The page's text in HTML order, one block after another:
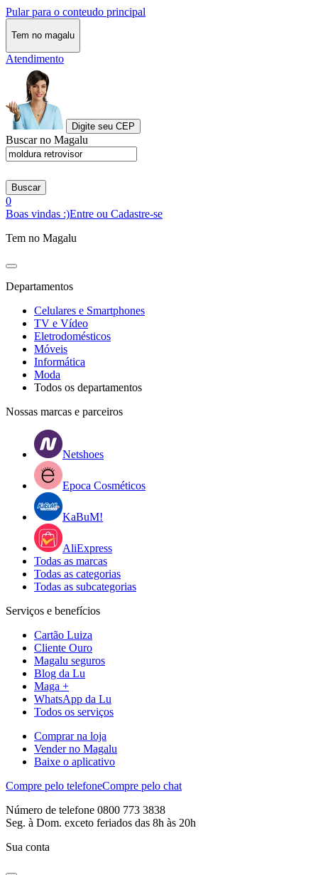
Pular para o conteudo principal
Tem no magalu
Atendimento
Digite seu CEP
Buscar no Magalu
Buscar
0
Boas vindas :)Entre ou Cadastre-se
Tem no Magalu
Departamentos
Celulares e Smartphones
TV e Vídeo
Eletrodomésticos
Móveis
Informática
Moda
Todos os departamentos
Nossas marcas e parceiros
Netshoes
Epoca Cosméticos
KaBuM!
AliExpress
Todas as marcas
Todas as categorias
Todas as subcategorias
Serviços e benefícios
Cartão Luiza
Cliente Ouro
Magalu seguros
Blog da Lu
Maga +
WhatsApp da Lu
Todos os serviços
Comprar na loja
Vender no Magalu
Baixe o aplicativo
Compre pelo telefoneCompre pelo chat
Número de telefone 0800 773 3838
Seg. à Dom. exceto feriados das 8h às 20h
Sua conta